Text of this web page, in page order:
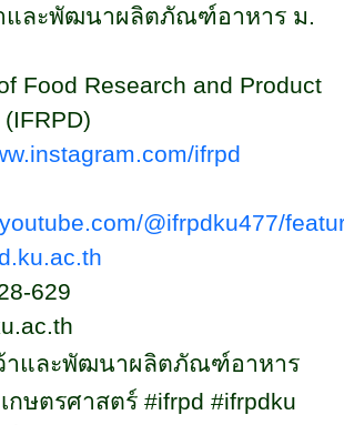
และพัฒนาผลิตภัณฑ์อาหาร ม.
Food Research and Product
ifrpd
@ifrpdku477/
629
าและพัฒนาผลิตภัณฑ์อาหาร
กษตรศาสตร์ #ifrpd #ifrpdku